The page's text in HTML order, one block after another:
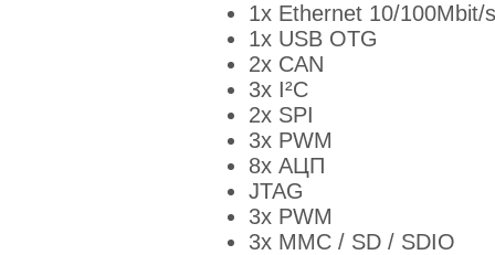
1x Ethernet 10/100Mbit/s
1x USB OTG
2x CAN
3x I²C
2x SPI
3x PWM
8x АЦП
JTAG
3x PWM
3x MMC / SD / SDIO